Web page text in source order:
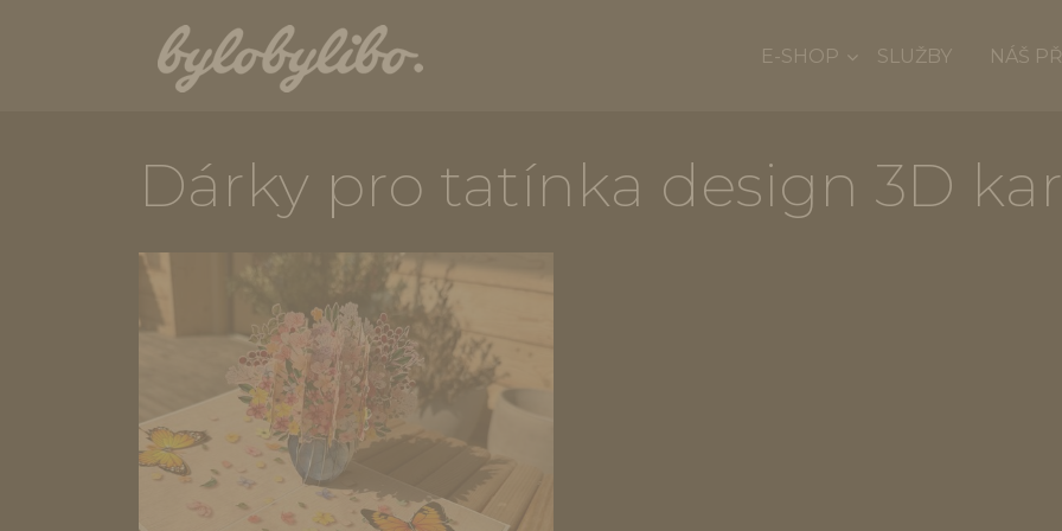
Dárky pro tatínka design 3D
E-SHOP SLUŽBY NÁŠ